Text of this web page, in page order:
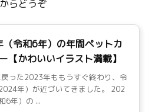
らどうぞ
令和6年）の年間ペットカ
【かわいいイラスト満載】
った2023年ももうすぐ終わり、令
年）が近づいてきました。 202
6年）の ...